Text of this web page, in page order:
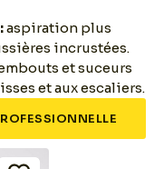
aspiration plus
incrustées.
et suceurs
et aux escaliers.